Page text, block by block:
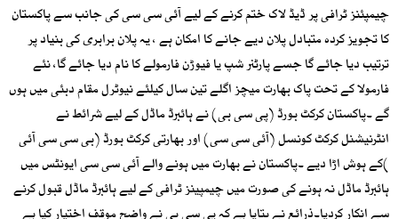
چیمپئنز ٹرافی پر ڈیڈ لاک ختم کرنے کے لیے آئی سی سی کی جانب سے پاکستان
کا تجویز کردہ متبادل پلان دیے جانے کا امکان ہے ، یہ پلان برابری کی بنیاد پر
ترتیب دیا جائے گا جسے پارٹنر شپ یا فیوڑن فارمولے کا نام دیا جائے گا، نئے
فارمولا کے تحت پاک بھارت میچز اگلے تین سال کیلئے نیوٹرل مقام دبئی میں ہوں
گے ۔پاکستان کرکٹ بورڈ (پی سی بی) نے ہائبرڈ ماڈل کے لیے شرائط نے
انٹرنیشنل کرکٹ کونسل (آئی سی سی) اور بھارتی کرکٹ بورڈ (بی سی سی آئی
)کے ہوش اڑا دیے ۔پاکستان نے بھارت میں ہونے والے آئی سی سی ایونٹس میں
ہائبرڈ ماڈل نہ ہونے کی صورت میں چیمپینز ٹرافی کے لیے ہائبرڈ ماڈل قبول کرنے